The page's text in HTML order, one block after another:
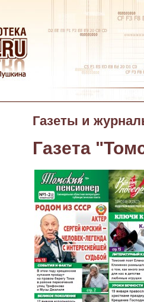
Газеты и
Газета